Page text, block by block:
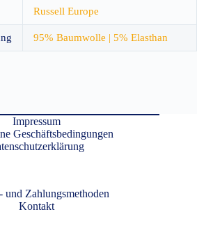
Russell Europe
95% Baumwolle | 5% Elasthan
Impressum
Geschäftsbedingungen
und Zahlungsmethoden
Kontakt